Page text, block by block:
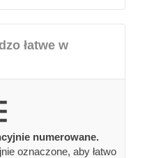
łatwe w
numerowane.
oznaczone, aby łatwo